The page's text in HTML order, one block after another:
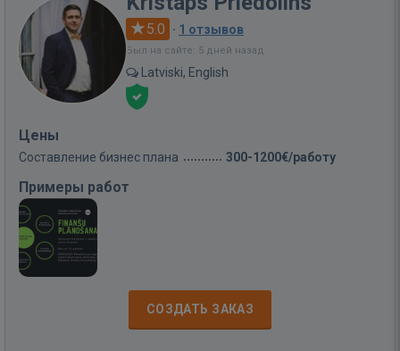
5.0 · 1 отзывов
Был на сайте: 5 дней назад
Latviski, English
Цены
Составление бизнес плана 300-1200€/работу
Примеры работ
СОЗДАТЬ ЗАКАЗ